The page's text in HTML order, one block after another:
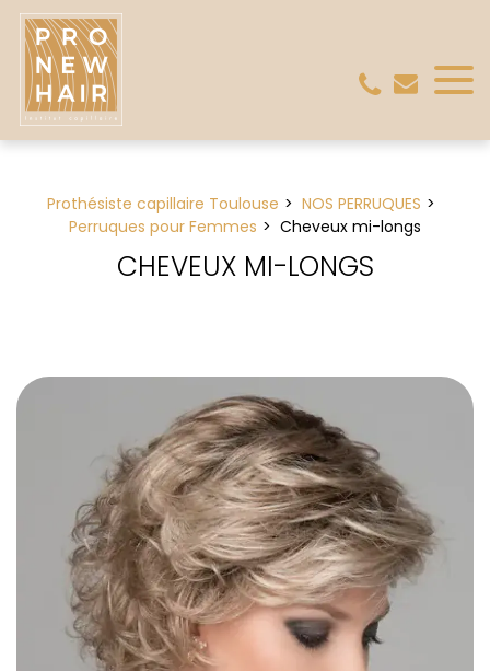
Prothésiste capillaire Toulouse
NOS PERRUQUES
Perruques pour Femmes
Cheveux mi-longs
CHEVEUX MI-LONGS
Panneau de gestion des cookies